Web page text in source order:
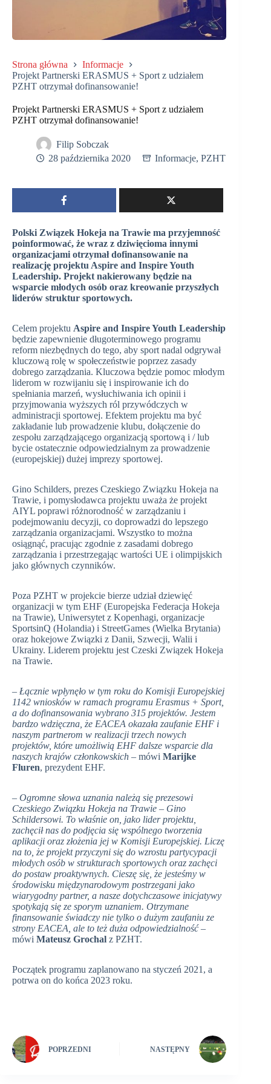
Strona główna
Informacje
Projekt Partnerski ERASMUS + Sport z udziałem
PZHT otrzymał dofinansowanie!
Projekt Partnerski ERASMUS + Sport z udziałem
PZHT otrzymał dofinansowanie!
Filip Sobczak
28 października 2020
Informacje, PZHT
Polski Związek Hokeja na Trawie ma przyjemność
poinformować, że wraz z dziwięcioma innymi
organizacjami otrzymał dofinansowanie na
realizację projektu Aspire and Inspire Youth
Leadership. Projekt nakierowany będzie na
wsparcie młodych osób oraz kreowanie przyszłych
liderów struktur sportowych.
Celem projektu Aspire and Inspire Youth Leadership
będzie zapewnienie długoterminowego programu
reform niezbędnych do tego, aby sport nadal odgrywał
kluczową rolę w społeczeństwie poprzez zasady
dobrego zarządzania. Kluczowa będzie pomoc młodym
liderom w rozwijaniu się i inspirowanie ich do
spełniania marzeń, wysłuchiwania ich opinii i
przyjmowania wyższych ról przywódczych w
administracji sportowej. Efektem projektu ma być
zakładanie lub prowadzenie klubu, dołączenie do
zespołu zarządzającego organizacją sportową i / lub
bycie ostatecznie odpowiedzialnym za prowadzenie
(europejskiej) dużej imprezy sportowej.
Gino Schilders, prezes Czeskiego Związku Hokeja na
Trawie, i pomysłodawca projektu uważa że projekt
AIYL poprawi różnorodność w zarządzaniu i
podejmowaniu decyzji, co doprowadzi do lepszego
zarządzania organizacjami. Wszystko to można
osiągnąć, pracując zgodnie z zasadami dobrego
zarządzania i przestrzegając wartości UE i olimpijskich
jako głównych czynników.
Poza PZHT w projekcie bierze udział dziewięć
organizacji w tym EHF (Europejska Federacja Hokeja
na Trawie), Uniwersytet z Kopenhagi, organizacje
SportsinQ (Holandia) i StreetGames (Wielka Brytania)
oraz hokejowe Związki z Danii, Szwecji, Walii i
Ukrainy. Liderem projektu jest Czeski Związek Hokeja
na Trawie.
– Łącznie wpłynęło w tym roku do Komisji Europejskiej
1142 wniosków w ramach programu Erasmus + Sport,
a do dofinansowania wybrano 315 projektów. Jestem
bardzo wdzięczna, że EACEA okazała zaufanie EHF i
naszym partnerom w realizacji trzech nowych
projektów, które umożliwią EHF dalsze wsparcie dla
naszych krajów członkowskich – mówi Marijke
Fluren, prezydent EHF.
– Ogromne słowa uznania należą się prezesowi
Czeskiego Związku Hokeja na Trawie – Gino
Schildersowi. To właśnie on, jako lider projektu,
zachęcił nas do podjęcia się wspólnego tworzenia
aplikacji oraz złożenia jej w Komisji Europejskiej. Liczę
na to, że projekt przyczyni się do wzrostu partycypacji
młodych osób w strukturach sportowych oraz zachęci
do postaw proaktywnych. Cieszę się, że jesteśmy w
środowisku międzynarodowym postrzegani jako
wiarygodny partner, a nasze dotychczasowe inicjatywy
spotykają się ze sporym uznaniem. Otrzymane
finansowanie świadczy nie tylko o dużym zaufaniu ze
strony EACEA, ale to też duża odpowiedzialność–
mówi Mateusz Grochal z PZHT.
Początek programu zaplanowano na styczeń 2021, a
potrwa on do końca 2023 roku.
POPRZEDNI NASTĘPNY